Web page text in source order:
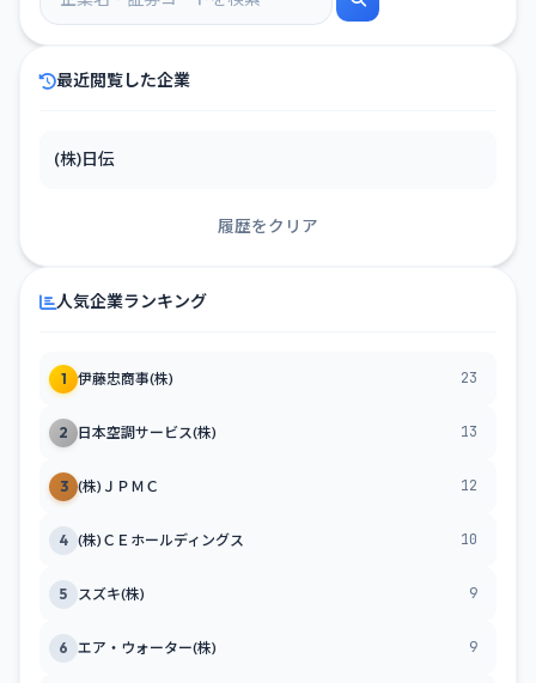
最近閲覧した企業
(株)日伝
履歴をクリア
人気企業ランキング
1 伊藤忠商事(株) 23
2 日本空調サービス(株) 13
3 (株)ＪＰＭＣ 12
4 (株)ＣＥホールディングス 10
5 スズキ(株) 9
6 エア・ウォーター(株) 9